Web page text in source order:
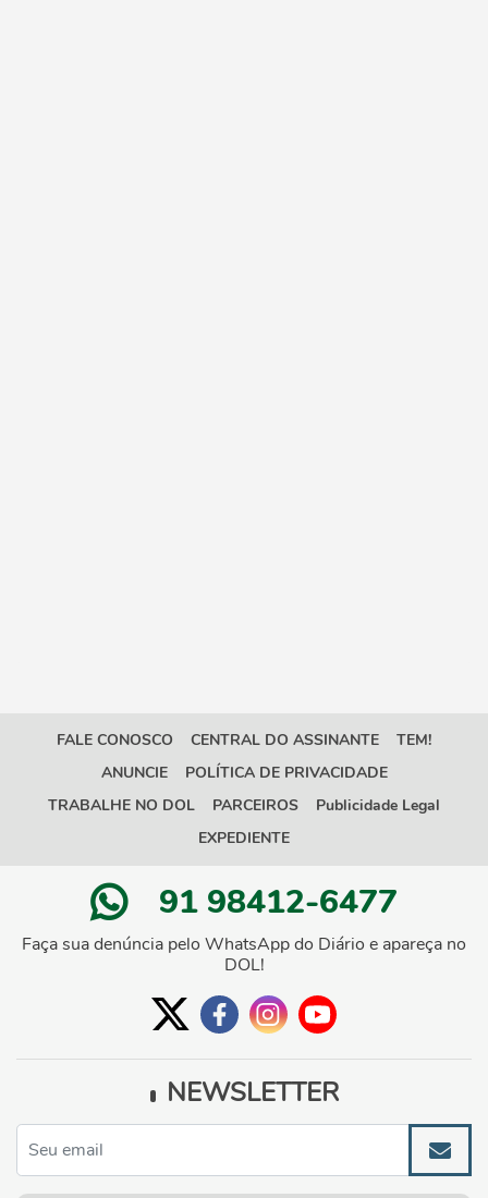
FALE CONOSCO CENTRAL DO ASSINANTE
TEM!
ANUNCIE
POLÍTICA DE PRIVACIDADE
TRABALHE NO DOL
PARCEIROS
Publicidade Legal
EXPEDIENTE
91 98412-6477
Faça sua denúncia pelo WhatsApp do Diário e apareça no
DOL!
NEWSLETTER